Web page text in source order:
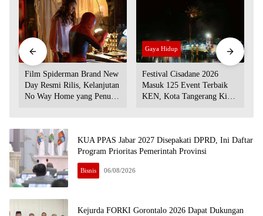
Film
Film Spiderman Brand New
Day Resmi Rilis, Kelanjutan
No Way Home yang Penuh
Gaya Hidup
Festival Cisadane 2026
Masuk 125 Event Terbaik
KEN, Kota Tangerang Kian
KUA PPAS Jabar 2027 Disepakati DPRD, Ini Daftar
Program Prioritas Pemerintah Provinsi
Bisnis 06/08/2026
Kejurda FORKI Gorontalo 2026 Dapat Dukungan